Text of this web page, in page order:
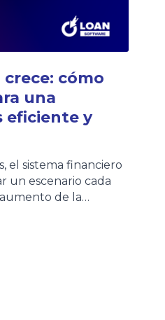
cómo
una
eficiente y
el sistema financiero
un escenario cada
de la
y extensión de
esta realidad. Sin
no […]